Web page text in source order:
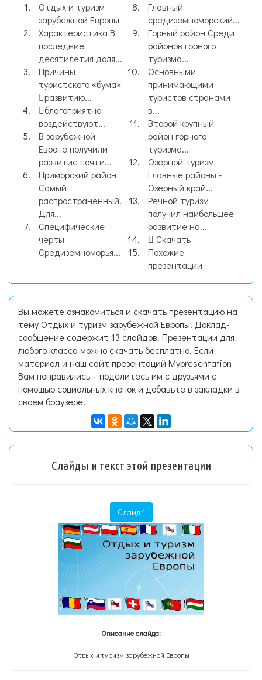
Отдых и туризм
зарубежной Европы
Характеристика В
последние
десятилетия доля...
Причины
туристского «бума»
развитию...
благоприятно
воздействуют...
В зарубежной
Европе получили
развитие почти...
Приморский район
Самый
распространенный.
Для...
Специфические
черты
Средиземноморья...
Главный
средиземноморский...
Горный район Среди
районов горного
туризма...
Основными
принимающими
туристов странами
в...
Второй крупный
район горного
туризма...
Озерной туризм
Главные районы -
Озерный край...
Речной туризм
получил наибольшее
развитие на...
Скачать
Похожие
презентации
Вы можете ознакомиться и скачать презентацию на
тему Отдых и туризм зарубежной Европы. Доклад-
сообщение содержит 13 слайдов. Презентации для
любого класса можно скачать бесплатно. Если
материал и наш сайт презентаций Mypresentation
Вам понравились – поделитесь им с друзьями с
помощью социальных кнопок и добавьте в закладки в
своем браузере.
Слайды и текст этой презентации
Слайд 1
Описание слайда:
Отдых и туризм зарубежной Европы